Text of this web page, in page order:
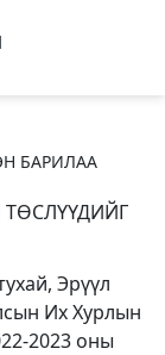
БАРИЛАА
Эрүүл
Их Хурлын
2023 оны